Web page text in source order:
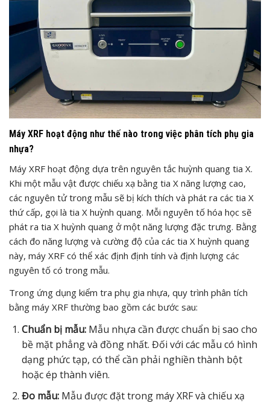
Máy XRF hoạt động như thế nào trong việc phân tích phụ gia
nhựa?
Máy XRF hoạt động dựa trên nguyên tắc huỳnh quang tia X.
Khi một mẫu vật được chiếu xạ bằng tia X năng lượng cao,
các nguyên tử trong mẫu sẽ bị kích thích và phát ra các tia X
thứ cấp, gọi là tia X huỳnh quang. Mỗi nguyên tố hóa học sẽ
phát ra tia X huỳnh quang ở một năng lượng đặc trưng. Bằng
cách đo năng lượng và cường độ của các tia X huỳnh quang
này, máy XRF có thể xác định định tính và định lượng các
nguyên tố có trong mẫu.
Trong ứng dụng kiểm tra phụ gia nhựa, quy trình phân tích
bằng máy XRF thường bao gồm các bước sau:
Chuẩn bị mẫu:Mẫu nhựa cần được chuẩn bị sao cho
bề mặt phẳng và đồng nhất. Đối với các mẫu có hình
dạng phức tạp, có thể cần phải nghiền thành bột
hoặc ép thành viên.
Đo mẫu:Mẫu được đặt trong máy XRF và chiếu xạ